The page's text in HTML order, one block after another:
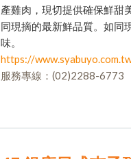
產雞肉，現切提供確保鮮甜
同現摘的最新鮮品質。如同
味。
https://
服務專線：(02)2288-6773